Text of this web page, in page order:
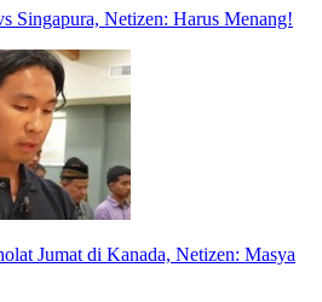
Singapura, Netizen: Harus Menang!
Jumat di Kanada, Netizen: Masya